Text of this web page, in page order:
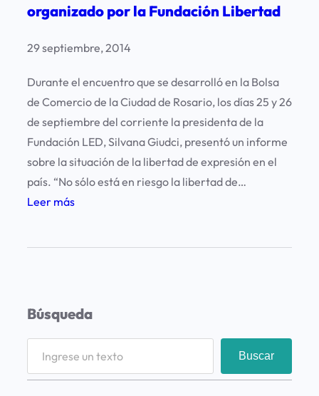
organizado por la Fundación Libertad
29 septiembre, 2014
Durante el encuentro que se desarrolló en la Bolsa
de Comercio de la Ciudad de Rosario, los días 25 y 26
de septiembre del corriente la presidenta de la
Fundación LED, Silvana Giudci, presentó un informe
sobre la situación de la libertad de expresión en el
país. “No sólo está en riesgo la libertad de…
Leer más:
d
a
c
i
Búsqueda
Buscar